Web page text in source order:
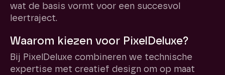
wat de basis vormt voor een succesvol
leertraject.
Waarom kiezen voor PixelDeluxe?
Bij PixelDeluxe combineren we technische
expertise met creatief design om op maat